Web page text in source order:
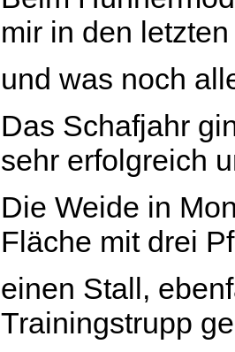
mir in den
und was noch
Das Schafjahr
sehr erfolgreich
Die Weide in
Fläche mit drei
einen Stall,
Trainingstrupp